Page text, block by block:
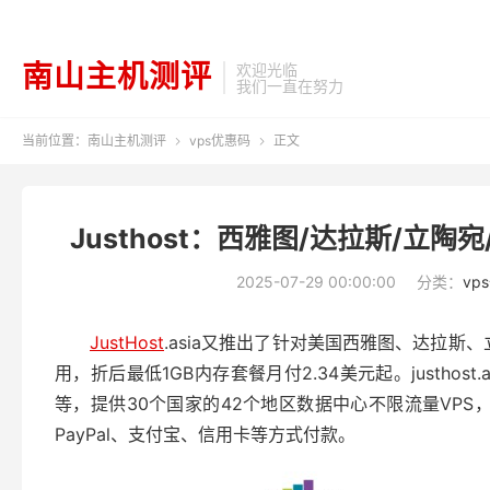
南山主机测评
欢迎光临
我们一直在努力
当前位置： 南山主机测评  vps优惠码  正文
Justhost：西雅图/达拉斯/立陶
2025-07-29 00:00:00 分类：
JustHost.asia又推出了针对美国西雅图、达拉斯
用，折后最低1GB内存套餐月付2.34美元起。
等，提供30个国家的42个地区数据中心不限流量VPS
PayPal、支付宝、信用卡等方式付款。